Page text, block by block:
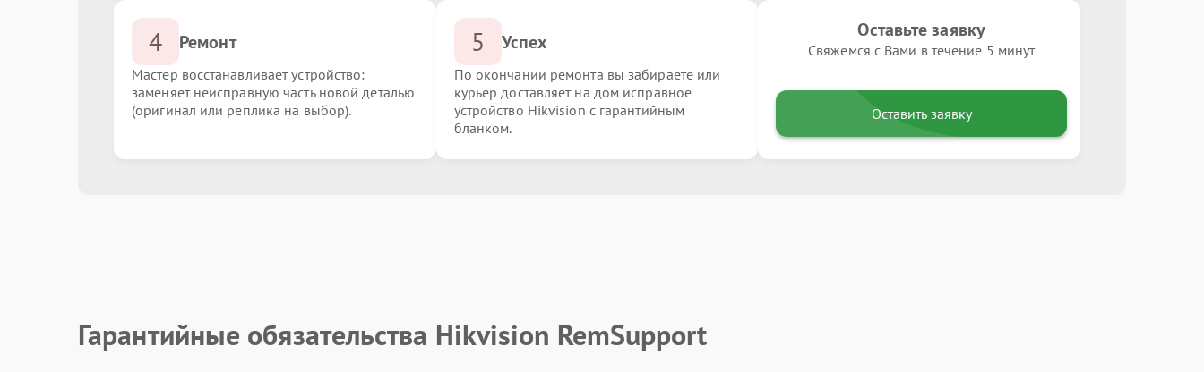
4 Ремонт
Мастер восстанавливает устройство:
заменяет неисправную часть новой деталью
(оригинал или реплика на выбор).
5 Успех
По окончании ремонта вы забираете или
курьер доставляет на дом исправное
устройство Hikvision с гарантийным
бланком.
Оставьте заявку
Свяжемся с Вами в течение 5 минут
Оставить заявку
Гарантийные обязательства Hikvision RemSupport